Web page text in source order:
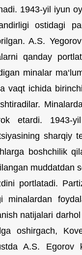
1943-yil iyun
ostidagi
A.S.
qanday
minalar
vaqt ichida
etardi. 1943-
sharqiy
boshchilik
muddatdan
portlatadi.
minalardan
natijalari
oshirgach,
A.S. Egorov